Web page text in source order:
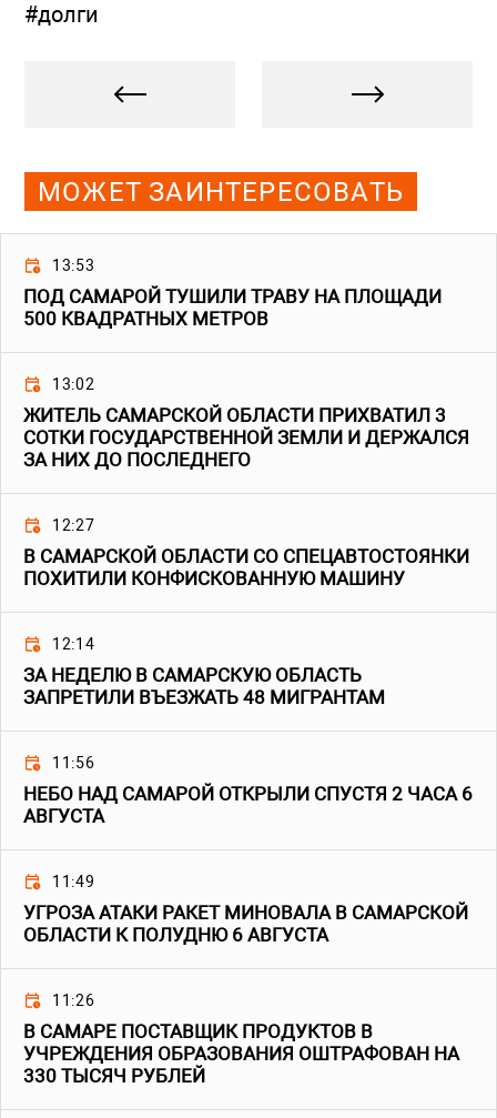
#долги
МОЖЕТ ЗАИНТЕРЕСОВАТЬ
13:53
ПОД САМАРОЙ ТУШИЛИ ТРАВУ НА ПЛОЩАДИ
500 КВАДРАТНЫХ МЕТРОВ
13:02
ЖИТЕЛЬ САМАРСКОЙ ОБЛАСТИ ПРИХВАТИЛ 3
СОТКИ ГОСУДАРСТВЕННОЙ ЗЕМЛИ И ДЕРЖАЛСЯ
ЗА НИХ ДО ПОСЛЕДНЕГО
12:27
В САМАРСКОЙ ОБЛАСТИ СО СПЕЦАВТОСТОЯНКИ
ПОХИТИЛИ КОНФИСКОВАННУЮ МАШИНУ
12:14
ЗА НЕДЕЛЮ В САМАРСКУЮ ОБЛАСТЬ
ЗАПРЕТИЛИ ВЪЕЗЖАТЬ 48 МИГРАНТАМ
11:56
НЕБО НАД САМАРОЙ ОТКРЫЛИ СПУСТЯ 2 ЧАСА 6
АВГУСТА
11:49
УГРОЗА АТАКИ РАКЕТ МИНОВАЛА В САМАРСКОЙ
ОБЛАСТИ К ПОЛУДНЮ 6 АВГУСТА
11:26
В САМАРЕ ПОСТАВЩИК ПРОДУКТОВ В
УЧРЕЖДЕНИЯ ОБРАЗОВАНИЯ ОШТРАФОВАН НА
330 ТЫСЯЧ РУБЛЕЙ